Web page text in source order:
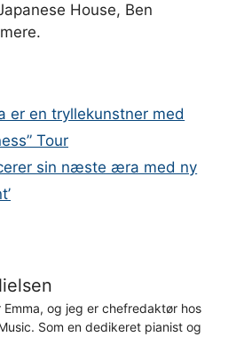
House, Ben
er en tryllekunstner med
Tour
sin næste æra med ny
og jeg er chefredaktør hos
Som en dedikeret pianist og